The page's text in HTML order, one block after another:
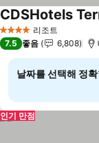
4 성급 리조트
CDSHotels
7.5 좋음 6,808
날짜를 선택해 정
인기 만점